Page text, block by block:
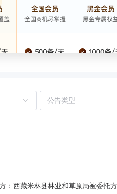
西藏米林县林业和草原局被委托